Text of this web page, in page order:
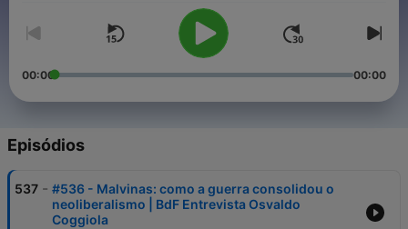
00:00 00:00
Episódios
537 - #536 - Malvinas: como a guerra consolidou o
neoliberalismo | BdF Entrevista Osvaldo
Coggiola